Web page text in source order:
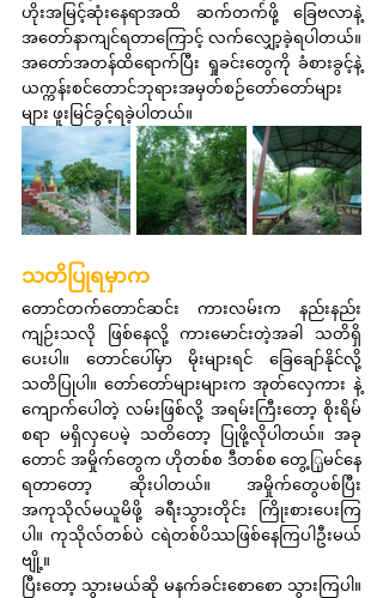
ဟိုးအမြင့်ဆုံးနေရာအထိ ဆက်တက်ဖို့ ခြေဗလာနဲ့
အတော်နာကျင်ရတာကြောင့် လက်လျှော့ခဲ့ရပါတယ်။
အတော်အတန်ထိရောက်ပြီး ရှုခင်းတွေကို ခံစားခွင့်နဲ့
ယက္ကန်းစင်တောင်ဘုရားအမှတ်စဉ်တော်တော်များ
များ ဖူးမြင်ခွင့်ရခဲ့ပါတယ်။
သတိပြုရမှာက
တောင်တက်တောင်ဆင်း ကားလမ်းက နည်းနည်း
ကျဉ်းသလို ဖြစ်နေလို့ ကားမောင်းတဲ့အခါ သတိရှိ
ပေးပါ။ တောင်ပေါ်မှာ မိုးများရင် ခြေချော်နိုင်လို့
သတိပြုပါ။ တော်တော်များများက အုတ်လှေကား နဲ့
ကျောက်ပေါတဲ့ လမ်းဖြစ်လို့ အရမ်းကြီးတော့ စိုးရိမ်
စရာ မရှိလှပေမဲ့ သတိတော့ ပြုဖို့လိုပါတယ်။ အခု
တောင် အမှိုက်တွေက ဟိုတစ်စ ဒီတစ်စ တွေ့ြုမင်နေ
ရတာတော့ ဆိုးပါတယ်။ အမှိုက်တွေပစ်ပြီး
အကုသိုလ်မယူမိဖို့ ခရီးသွားတိုင်း ကြိုးစားပေးကြ
ပါ။ ကုသိုလ်တစ်ပဲ ငရဲတစ်ပိဿဖြစ်နေကြပါဦးမယ်
ဗျို့။
ပြီးတော့ သွားမယ်ဆို မနက်ခင်းစောစော သွားကြပါ။